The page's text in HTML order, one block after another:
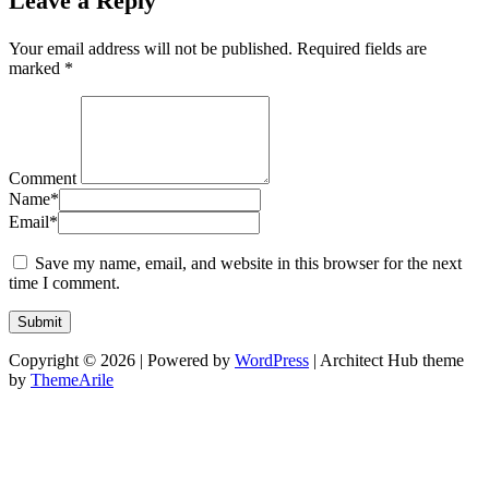
Your email address will not be published. Required fields are
marked *
Comment
Name*
Email*
Save my name, email, and website in this browser for the next
time I comment.
Copyright © 2026 | Powered by WordPress | Architect Hub theme
by ThemeArile